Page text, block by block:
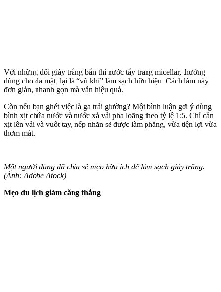
Với những đôi giày trắng bẩn thì nước tẩy trang micellar, thường
dùng cho da mặt, lại là “vũ khí” làm sạch hữu hiệu. Cách làm này
đơn giản, nhanh gọn mà vẫn hiệu quả.
Còn nếu bạn ghét việc là ga trải giường? Một bình luận gợi ý dùng
bình xịt chứa nước và nước xả vải pha loãng theo tỷ lệ 1:5. Chỉ cần
xịt lên vải và vuốt tay, nếp nhăn sẽ được làm phẳng, vừa tiện lợi vừa
thơm mát.
Một người dùng đã chia sẻ mẹo hữu ích để làm sạch giày trắng.
(Ảnh: Adobe Atock)
Mẹo du lịch giảm căng thẳng